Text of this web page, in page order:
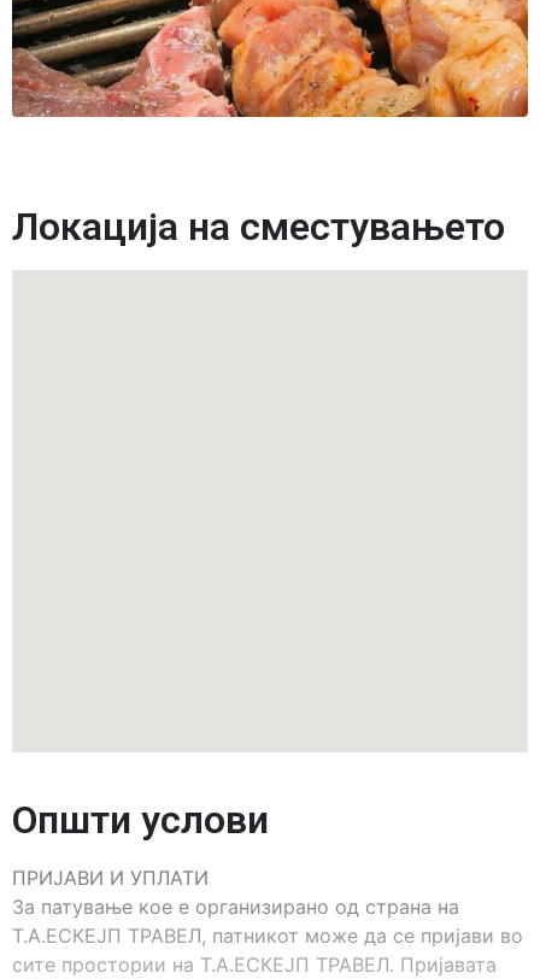
Локација на сместувањето
Општи услови
ПРИЈАВИ И УПЛАТИ
За патување кое е организирано од страна на
Т.А.ЕСКЕЈП ТРАВЕЛ, патникот може да се пријави во
сите простории на Т.А.ЕСКЕЈП ТРАВЕЛ. Пријавата